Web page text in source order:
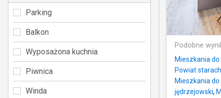
Podobne
Mieszkania
Powiat
Mieszkania
jędrzejowski,
Parking
Balkon
Wyposażona kuchnia
Piwnica
Winda